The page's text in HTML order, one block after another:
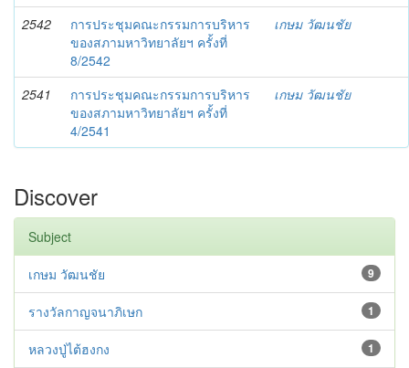
2542
การประชุมคณะกรรมการบริหาร
ของสภามหาวิทยาลัยฯ ครั้งที่
8/2542
เกษม วัฒนชัย
2541
การประชุมคณะกรรมการบริหาร
ของสภามหาวิทยาลัยฯ ครั้งที่
4/2541
เกษม วัฒนชัย
Discover
Subject
9
เกษม วัฒนชัย
1
รางวัลกาญจนาภิเษก
1
หลวงปู่ไต้ฮงกง